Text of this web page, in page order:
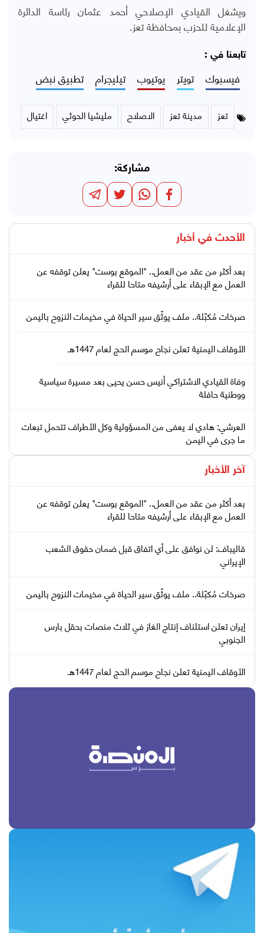
ويشغل القيادي الإصلاحي أحمد عثمان رئاسة الدائرة
الإعلامية للحزب بمحافظة تعز.
تابعنا في :
فيسبوك تويتر يوتيوب تيليجرام تطبيق نبض
تعز مدينة تعز الاصلاح مليشيا الحوثي اغتيال
مشاركة:
الأحدث في أخبار
بعد أكثر من عقد من العمل.. "الموقع بوست" يعلن توقفه عن
العمل مع الإبقاء على أرشيفه متاحا للقراء
صرخات مُكبّلة.. ملف يوثّق سير الحياة في مخيمات النزوح باليمن
الأوقاف اليمنية تعلن نجاح موسم الحج لعام 1447هـ
وفاة القيادي الاشتراكي أنيس حسن يحيى بعد مسيرة سياسية
ووطنية حافلة
العرشي: هادي لا يعفى من المسؤولية وكل الأطراف تتحمل تبعات
ما جرى في اليمن
آخر الأخبار
بعد أكثر من عقد من العمل.. "الموقع بوست" يعلن توقفه عن
العمل مع الإبقاء على أرشيفه متاحا للقراء
قاليباف: لن نوافق على أي اتفاق قبل ضمان حقوق الشعب
الإيراني
صرخات مُكبّلة.. ملف يوثّق سير الحياة في مخيمات النزوح باليمن
إيران تعلن استئناف إنتاج الغاز في ثلاث منصات بحقل بارس
الجنوبي
الأوقاف اليمنية تعلن نجاح موسم الحج لعام 1447هـ